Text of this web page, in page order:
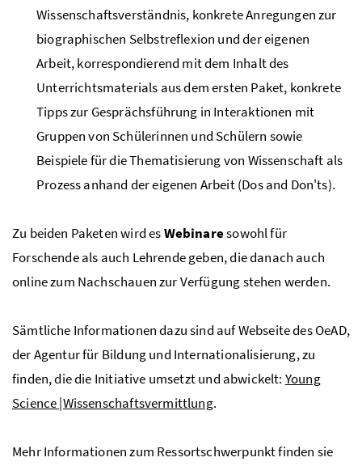
Wissenschaftsverständnis, konkrete Anregungen zur
biographischen Selbstreflexion und der eigenen
Arbeit, korrespondierend mit dem Inhalt des
Unterrichtsmaterials aus dem ersten Paket, konkrete
Tipps zur Gesprächsführung in Interaktionen mit
Gruppen von Schülerinnen und Schülern sowie
Beispiele für die Thematisierung von Wissenschaft als
Prozess anhand der eigenen Arbeit (Dos and Don'ts).
Zu beiden Paketen wird esWebinaresowohl für
Forschende als auch Lehrende geben, die danach auch
online zum Nachschauen zur Verfügung stehen werden.
Sämtliche Informationen dazu sind auf Webseite des OeAD,
der Agentur für Bildung und Internationalisierung, zu
finden, die die Initiative umsetzt und abwickelt: Young
Science |Wissenschaftsvermittlung.
Mehr Informationen zum Ressortschwerpunkt finden sie